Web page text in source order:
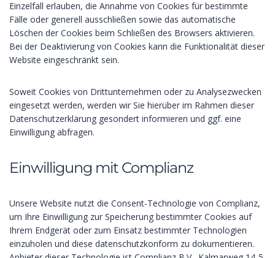
Einzelfall erlauben, die Annahme von Cookies für bestimmte
Fälle oder generell ausschließen sowie das automatische
Löschen der Cookies beim Schließen des Browsers aktivieren.
Bei der Deaktivierung von Cookies kann die Funktionalität dieser
Website eingeschränkt sein.
Soweit Cookies von Drittunternehmen oder zu Analysezwecken
eingesetzt werden, werden wir Sie hierüber im Rahmen dieser
Datenschutzerklärung gesondert informieren und ggf. eine
Einwilligung abfragen.
Einwilligung mit Complianz
Unsere Website nutzt die Consent-Technologie von Complianz,
um Ihre Einwilligung zur Speicherung bestimmter Cookies auf
Ihrem Endgerät oder zum Einsatz bestimmter Technologien
einzuholen und diese datenschutzkonform zu dokumentieren.